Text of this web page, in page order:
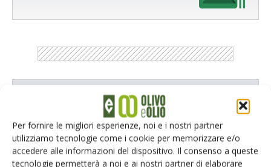
Per fornire le migliori esperienze, noi e i nostri partner
utilizziamo tecnologie come i cookie per memorizzare e/o
accedere alle informazioni del dispositivo. Il consenso a queste
tecnologie permetterà a noi e ai nostri partner di elaborare
Catalogo Aziende e Prodotti
Un modo semplice per cercare un'azienda o un
prodotto!
Cerca adesso